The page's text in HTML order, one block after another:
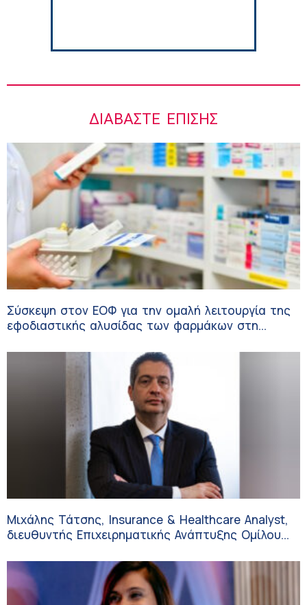
ΔΙΑΒΆΣΤΕ ΕΠΊΣΗΣ
Σύσκεψη στον ΕΟΦ για την ομαλή λειτουργία της
εφοδιαστικής αλυσίδας των φαρμάκων στη
Μιχάλης Τάτσης, Insurance & Healthcare Analyst,
διευθυντής Επιχειρηματικής Ανάπτυξης Ομίλου